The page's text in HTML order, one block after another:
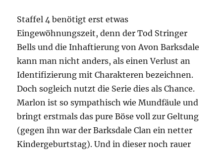
Staffel 4 benötigt erst etwas
Eingewöhnungszeit, denn der Tod Stringer
Bells und die Inhaftierung von Avon Barksdale
kann man nicht anders, als einen Verlust an
Identifizierung mit Charakteren bezeichnen.
Doch sogleich nutzt die Serie dies als Chance.
Marlon ist so sympathisch wie Mundfäule und
bringt erstmals das pure Böse voll zur Geltung
(gegen ihn war der Barksdale Clan ein netter
Kindergeburtstag). Und in dieser noch rauer